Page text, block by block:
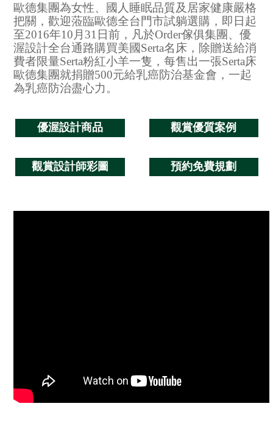
歐德集團為女性、國人睡眠品質及居家健康嚴格
把關，歡迎蒞臨歐德全台門市試躺選購，即日起
至2016年10月31日前，凡於Order傢俱集團、優
渥設計全台通路購買美國Serta名床，除贈送給消
費者限量Serta粉紅小羊一隻，每售出一張Serta床
歐德集團就捐贈500元給乳癌防治基金會，一起
為乳癌防治盡心力。
優渥設計商品 觀賞優質案例
觀賞設計師彩圖 預約免費規劃